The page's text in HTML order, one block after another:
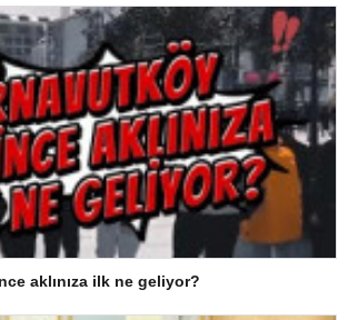
aklınıza ilk ne geliyor?